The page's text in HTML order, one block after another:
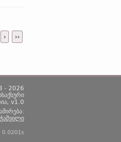
› ››
- 2026
v1.0
0.0201s